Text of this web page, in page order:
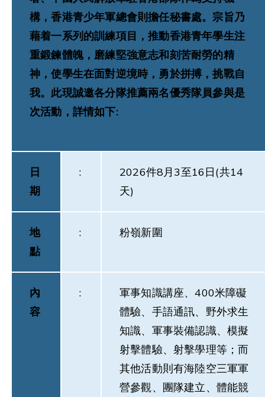
構，香港青少年軍總會則擔任秘書處。宗旨乃
藉着一系列的訓練項目，推動香港青年學生注
重鍛鍊體魄，磨練堅強意志和刻苦耐勞的精
神，使學生在面對逆境時，勇於拼搏，挑戰自
我。此現誠邀各分隊推薦兩名優秀隊員參與是
次活動，詳情如下:
日
期
:
2026件8月3至16日(共14
天)
地
點
: 粉嶺新圍
內
容
:
軍事知識講座、400米障礙
體驗、手語通訊、野外求生
知識、軍事裝備認識、模擬
射擊體驗、射擊學理等；而
其他活動則有海陸空三軍軍
營參觀、團隊建立、體能競